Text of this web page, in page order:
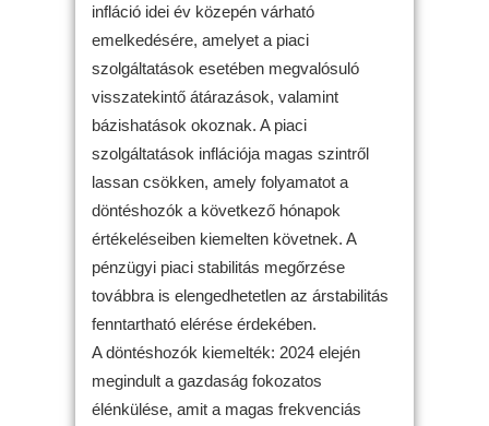
infláció idei év közepén várható
emelkedésére, amelyet a piaci
szolgáltatások esetében megvalósuló
visszatekintő átárazások, valamint
bázishatások okoznak. A piaci
szolgáltatások inflációja magas szintről
lassan csökken, amely folyamatot a
döntéshozók a következő hónapok
értékeléseiben kiemelten követnek. A
pénzügyi piaci stabilitás megőrzése
továbbra is elengedhetetlen az árstabilitás
fenntartható elérése érdekében.
A döntéshozók kiemelték: 2024 elején
megindult a gazdaság fokozatos
élénkülése, amit a magas frekvenciás